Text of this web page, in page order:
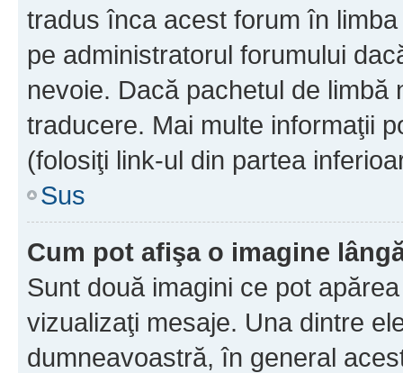
tradus înca acest forum în
pe administratorul forumului
nevoie. Dacă pachetul de
traducere. Mai multe informaţii
(folosiţi link-ul din partea
Sus
Cum pot afişa o imagine
Sunt două imagini ce pot
vizualizaţi mesaje. Una dintre
dumneavoastră, în general